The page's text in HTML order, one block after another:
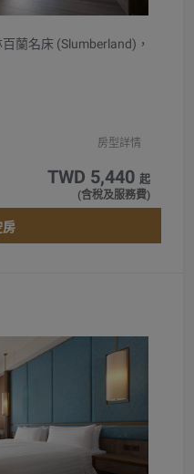
蘭名床 (Slumberland)，
房型詳情
TWD 5,440 起
(含稅及服務費)
房